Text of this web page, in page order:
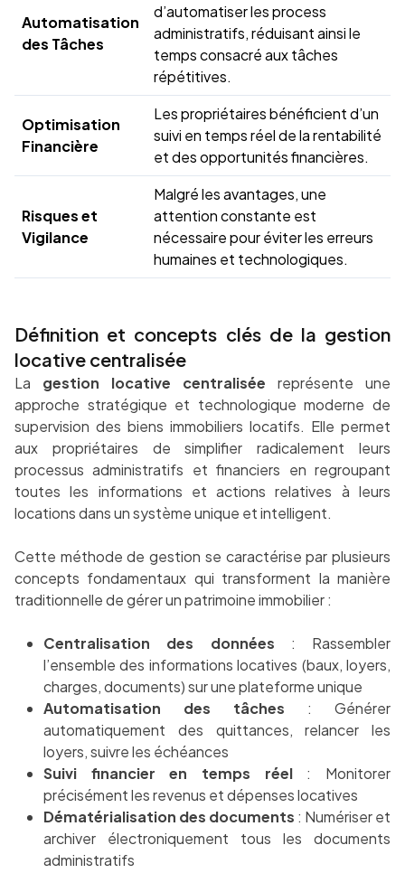
Automatisation
des Tâches
d’automatiser les process
administratifs, réduisant ainsi le
temps consacré aux tâches
répétitives.
Optimisation
Financière
Les propriétaires bénéficient d’un
suivi en temps réel de la rentabilité
et des opportunités financières.
Risques et
Vigilance
Malgré les avantages, une
attention constante est
nécessaire pour éviter les erreurs
humaines et technologiques.
Définition et concepts clés de la gestion
locative centralisée
La gestion locative centralisée représente une
approche stratégique et technologique moderne de
supervision des biens immobiliers locatifs. Elle permet
aux propriétaires de simplifier radicalement leurs
processus administratifs et financiers en regroupant
toutes les informations et actions relatives à leurs
locations dans un système unique et intelligent.
Cette méthode de gestion se caractérise par plusieurs
concepts fondamentaux qui transforment la manière
traditionnelle de gérer un patrimoine immobilier :
Centralisation des données : Rassembler
l’ensemble des informations locatives (baux, loyers,
charges, documents) sur une plateforme unique
Automatisation des tâches : Générer
automatiquement des quittances, relancer les
loyers, suivre les échéances
Suivi financier en temps réel: Monitorer
précisément les revenus et dépenses locatives
Dématérialisation des documents : Numériser et
archiver électroniquement tous les documents
administratifs